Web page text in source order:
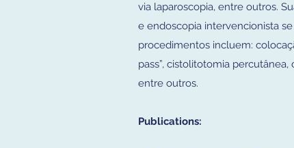
via laparoscopia, entre outros.
e endoscopia intervencionista
procedimentos incluem:
pass”, cistolitotomia
entre outros.
Publications: